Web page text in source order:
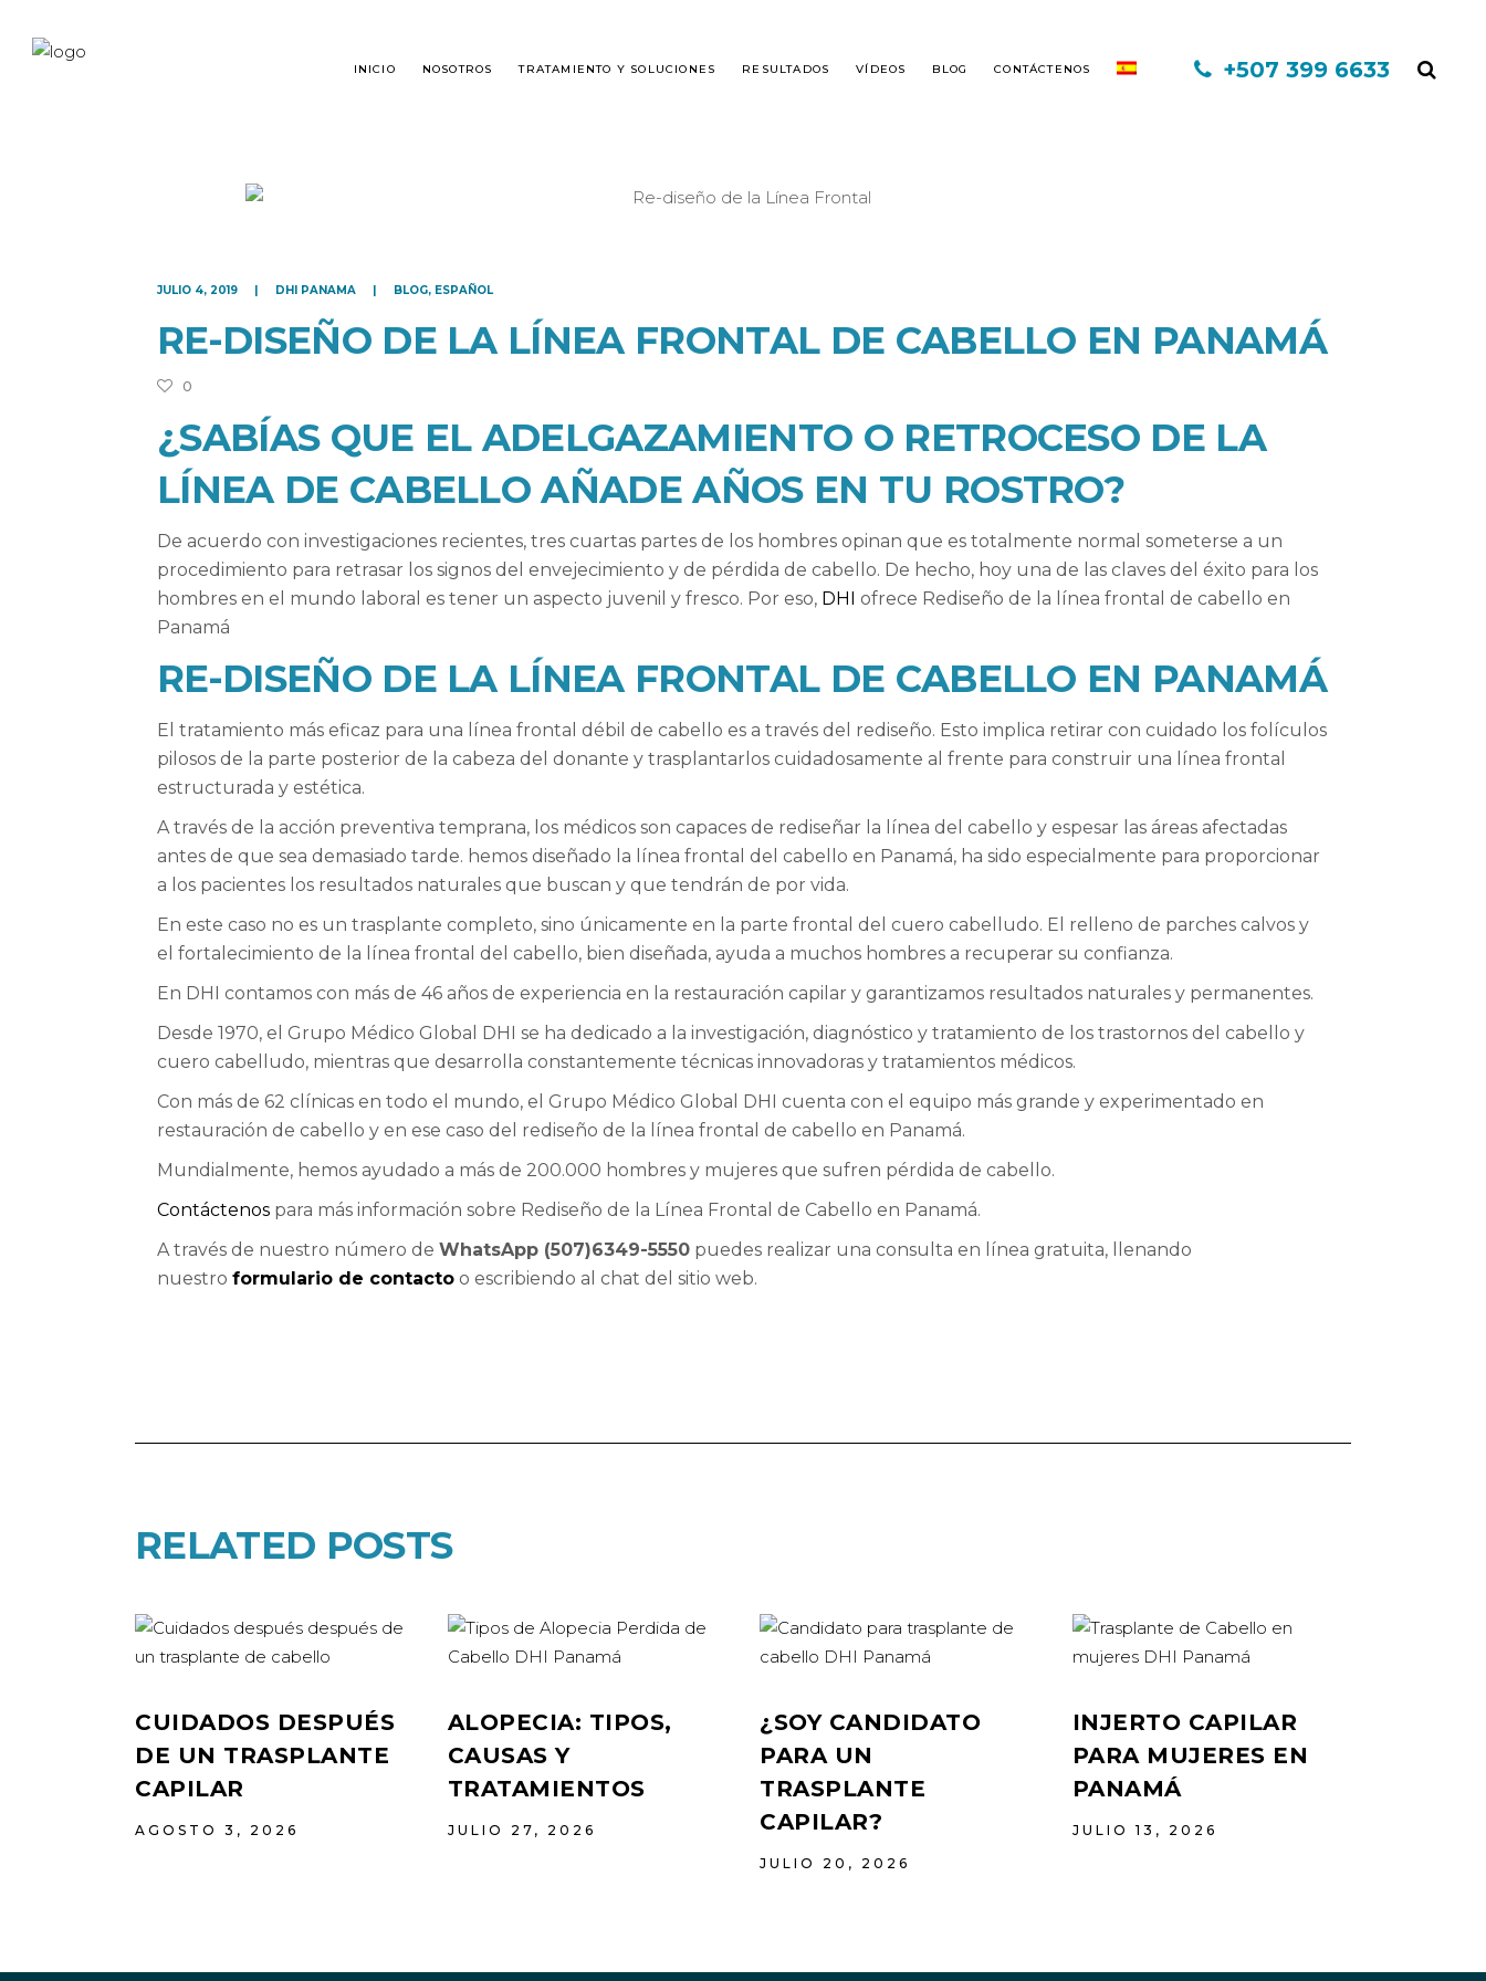
INICIO NOSOTROS TRATAMIENTO Y SOLUCIONES
RESTAURACIÓN DE CEJAS
MICROPIGMENTACIÓN
PREGUNTAS FRECUENTES FINASTERIDE
PLASMA RICO EN PLAQUETAS
RESULTADOS VÍDEOS BLOG CONTÁCTENOS +507 399 6633
JULIO 4, 2019 DHI PANAMA BLOG, ESPAÑOL
RE-DISEÑO DE LA LÍNEA FRONTAL DE CABELLO EN PANAMÁ
0
¿SABÍAS QUE EL ADELGAZAMIENTO O RETROCESO DE LA
LÍNEA DE CABELLO AÑADE AÑOS EN TU ROSTRO?
De acuerdo con investigaciones recientes, tres cuartas partes de los hombres opinan que es totalmente normal someterse a un
procedimiento para retrasar los signos del envejecimiento y de pérdida de cabello. De hecho, hoy una de las claves del éxito para los
hombres en el mundo laboral es tener un aspecto juvenil y fresco. Por eso, DHI ofrece Rediseño de la línea frontal de cabello en
Panamá
RE-DISEÑO DE LA LÍNEA FRONTAL DE CABELLO EN PANAMÁ
El tratamiento más eficaz para una línea frontal débil de cabello es a través del rediseño. Esto implica retirar con cuidado los folículos
pilosos de la parte posterior de la cabeza del donante y trasplantarlos cuidadosamente al frente para construir una línea frontal
estructurada y estética.
A través de la acción preventiva temprana, los médicos son capaces de rediseñar la línea del cabello y espesar las áreas afectadas
antes de que sea demasiado tarde. hemos diseñado la línea frontal del cabello en Panamá, ha sido especialmente para proporcionar
a los pacientes los resultados naturales que buscan y que tendrán de por vida.
En este caso no es un trasplante completo, sino únicamente en la parte frontal del cuero cabelludo. El relleno de parches calvos y
el fortalecimiento de la línea frontal del cabello, bien diseñada, ayuda a muchos hombres a recuperar su confianza.
En DHI contamos con más de 46 años de experiencia en la restauración capilar y garantizamos resultados naturales y permanentes.
Desde 1970, el Grupo Médico Global DHI se ha dedicado a la investigación, diagnóstico y tratamiento de los trastornos del cabello y
cuero cabelludo, mientras que desarrolla constantemente técnicas innovadoras y tratamientos médicos.
Con más de 62 clínicas en todo el mundo, el Grupo Médico Global DHI cuenta con el equipo más grande y experimentado en
restauración de cabello y en ese caso del rediseño de la línea frontal de cabello en Panamá.
Mundialmente, hemos ayudado a más de 200.000 hombres y mujeres que sufren pérdida de cabello.
Contáctenos para más información sobre Rediseño de la Línea Frontal de Cabello en Panamá.
A través de nuestro número de WhatsApp (507)6349-5550 puedes realizar una consulta en línea gratuita, llenando
nuestro formulario de contacto o escribiendo al chat del sitio web.
RELATED POSTS
CUIDADOS DESPUÉS
DE UN TRASPLANTE
CAPILAR
AGOSTO 3, 2026
ALOPECIA: TIPOS,
CAUSAS Y
TRATAMIENTOS
JULIO 27, 2026
¿SOY CANDIDATO
PARA UN
TRASPLANTE
CAPILAR?
JULIO 20, 2026
INJERTO CAPILAR
PARA MUJERES EN
PANAMÁ
JULIO 13, 2026